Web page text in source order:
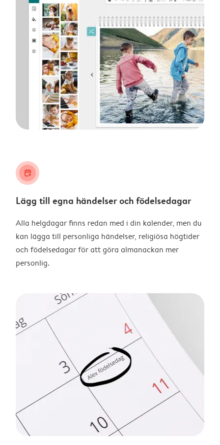
calendar_plus
Lägg till egna händelser och födelsedagar
Alla helgdagar finns redan med i din kalender, men du
kan lägga till personliga händelser, religiösa högtider
och födelsedagar för att göra almanackan mer
personlig.